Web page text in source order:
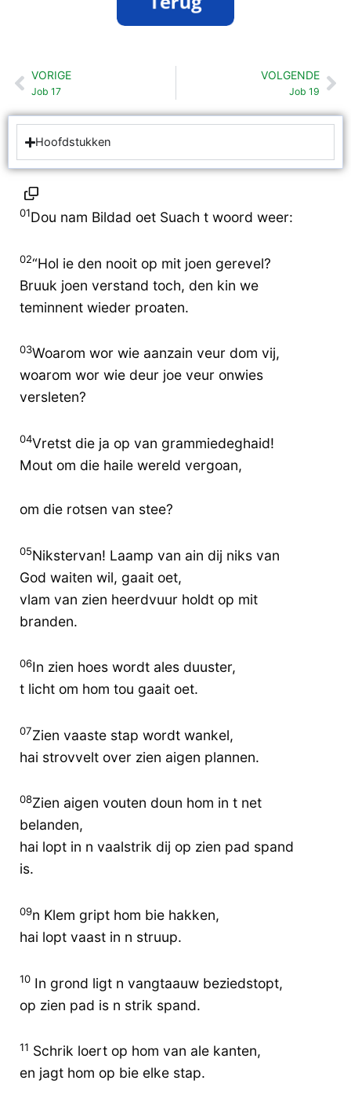
Vorige
VORIGE
Job 17
VOLGENDE
Job 19
Hoofdstukken
01Dou nam Bildad oet Suach t woord weer:
02“Hol ie den nooit op mit joen gerevel?
Bruuk joen verstand toch, den kin we
teminnent wieder proaten.
03Woarom wor wie aanzain veur dom vij,
woarom wor wie deur joe veur onwies
versleten?
04Vretst die ja op van grammiedeghaid!
Mout om die haile wereld vergoan,
om die rotsen van stee?
05Nikstervan! Laamp van ain dij niks van
God waiten wil, gaait oet,
vlam van zien heerdvuur holdt op mit
branden.
06In zien hoes wordt ales duuster,
t licht om hom tou gaait oet.
07Zien vaaste stap wordt wankel,
hai strovvelt over zien aigen plannen.
08Zien aigen vouten doun hom in t net
belanden,
hai lopt in n vaalstrik dij op zien pad spand
is.
09n Klem gript hom bie hakken,
hai lopt vaast in n struup.
10 In grond ligt n vangtaauw beziedstopt,
op zien pad is n strik spand.
11 Schrik loert op hom van ale kanten,
en jagt hom op bie elke stap.